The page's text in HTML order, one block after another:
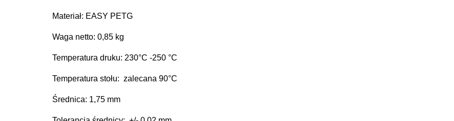
Materiał: EASY PETG
Waga netto: 0,85 kg
Temperatura druku: 230°C -250 °C
Temperatura stołu: zalecana 90°C
Średnica: 1,75 mm